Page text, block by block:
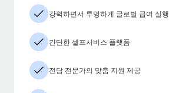
강력하면서 투명하게 글로벌 급여 실행
간단한 셀프서비스 플랫폼
전담 전문가의 맞춤 지원 제공